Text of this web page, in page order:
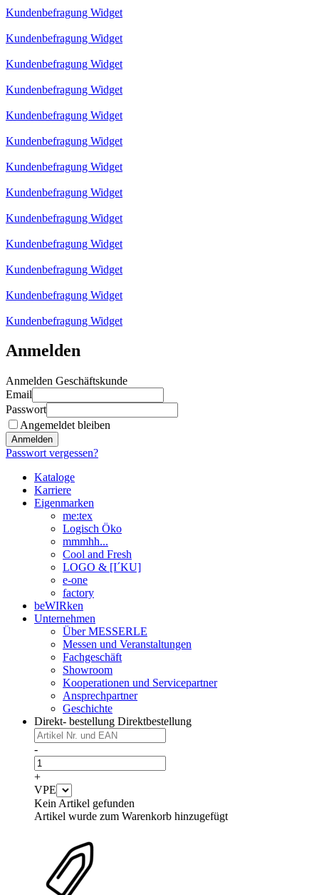
Kundenbefragung Widget
Kundenbefragung Widget
Kundenbefragung Widget
Kundenbefragung Widget
Kundenbefragung Widget
Kundenbefragung Widget
Kundenbefragung Widget
Kundenbefragung Widget
Kundenbefragung Widget
Kundenbefragung Widget
Kundenbefragung Widget
Kundenbefragung Widget
Kundenbefragung Widget
Anmelden
Anmelden Geschäftskunde
Email
Passwort
Angemeldet bleiben
Anmelden
Passwort vergessen?
Kataloge
Karriere
Eigenmarken
me:tex
Logisch Öko
mmmhh...
Cool and Fresh
LOGO & [I´KU]
e-one
factory
beWIRken
Unternehmen
Über MESSERLE
Messen und Veranstaltungen
Fachgeschäft
Showroom
Kooperationen und Servicepartner
Ansprechpartner
Geschichte
Direkt- bestellung Direktbestellung
-
+
VPE
Kein Artikel gefunden
Artikel wurde zum Warenkorb hinzugefügt